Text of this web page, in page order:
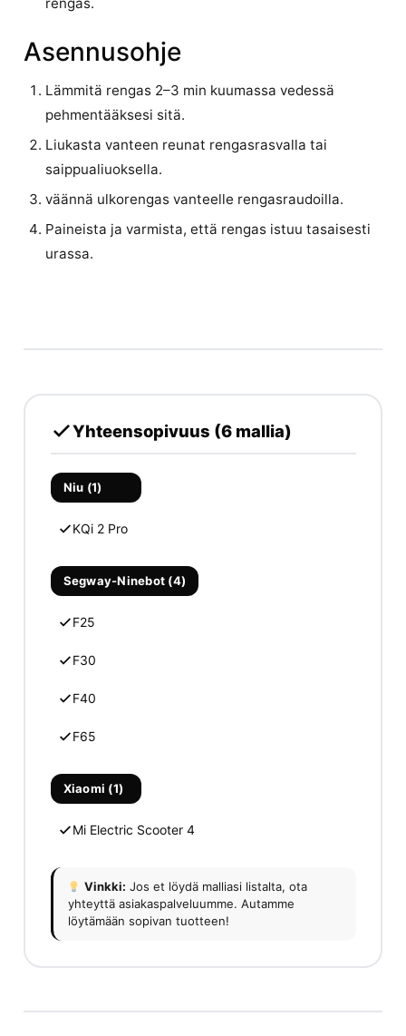
rengas.
Asennusohje
Lämmitä rengas 2–3 min kuumassa vedessä
pehmentääksesi sitä.
Liukasta vanteen reunat rengasrasvalla tai
saippualiuoksella.
väännä ulkorengas vanteelle rengasraudoilla.
Paineista ja varmista, että rengas istuu tasaisesti
urassa.
Yhteensopivuus (6 mallia)
Niu (1)
KQi 2 Pro
Segway-Ninebot (4)
F25
F30
F40
F65
Xiaomi (1)
Mi Electric Scooter 4
Vinkki: Jos et löydä malliasi listalta, ota
yhteyttä asiakaspalveluumme. Autamme
löytämään sopivan tuotteen!